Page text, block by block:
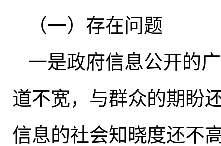
（一）存在问题
一是政府信息公开的
道不宽， 与群众的期盼
信息的社会知晓度还不